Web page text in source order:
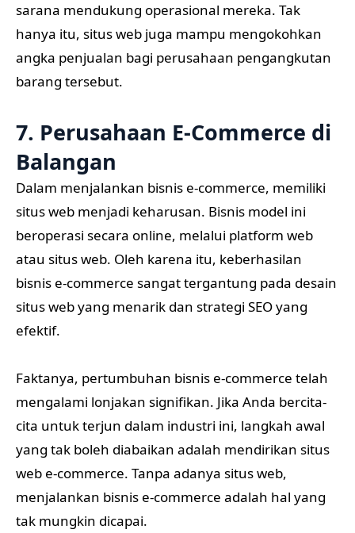
sarana mendukung operasional mereka. Tak
hanya itu, situs web juga mampu mengokohkan
angka penjualan bagi perusahaan pengangkutan
barang tersebut.
7. Perusahaan E-Commerce di
Balangan
Dalam menjalankan bisnis e-commerce, memiliki
situs web menjadi keharusan. Bisnis model ini
beroperasi secara online, melalui platform web
atau situs web. Oleh karena itu, keberhasilan
bisnis e-commerce sangat tergantung pada desain
situs web yang menarik dan strategi SEO yang
efektif.
Faktanya, pertumbuhan bisnis e-commerce telah
mengalami lonjakan signifikan. Jika Anda bercita-
cita untuk terjun dalam industri ini, langkah awal
yang tak boleh diabaikan adalah mendirikan situs
web e-commerce. Tanpa adanya situs web,
menjalankan bisnis e-commerce adalah hal yang
tak mungkin dicapai.